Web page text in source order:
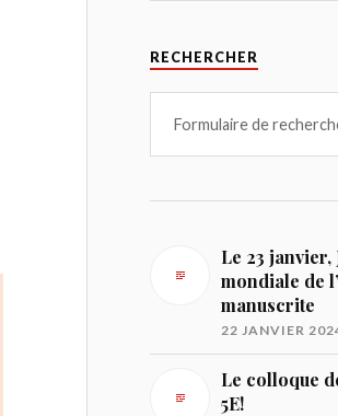
RECHERCHER
Le 23 janvier,
mondiale de
manuscrite
22 JANVIER
Le colloque
5E!